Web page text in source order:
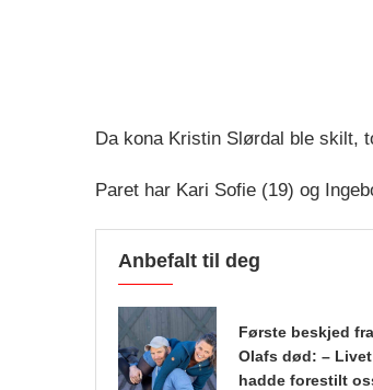
Da kona Kristin Slørdal ble skilt,
Paret har Kari Sofie (19) og
Anbefalt til deg
Første beskjed
Olafs død: –
hadde forestilt